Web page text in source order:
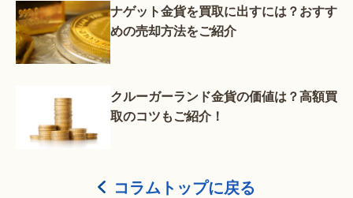
ナゲット金貨を買取に出すには？おすす
めの売却方法をご紹介
クルーガーランド金貨の価値は？高額買
取のコツもご紹介！
コラムトップに戻る